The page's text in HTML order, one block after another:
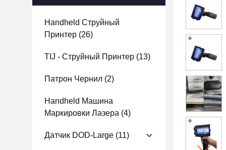
Handheld Струйный
Принтер (26)
TIJ - Струйный Принтер (13)
Патрон Чернил (2)
Handheld Машина
Маркировки Лазера (4)
Датчик DOD-Large (11)